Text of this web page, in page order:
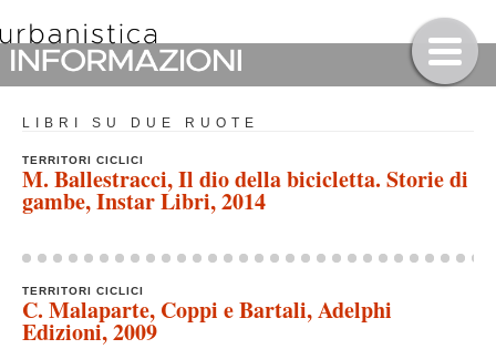
LIBRI SU DUE RUOTE
TERRITORI CICLICI
M. Ballestracci, Il dio della bicicletta. Storie di
gambe, Instar Libri, 2014
TERRITORI CICLICI
C. Malaparte, Coppi e Bartali, Adelphi
Edizioni, 2009